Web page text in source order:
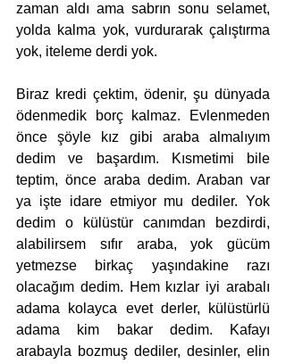
zaman aldı ama sabrın sonu selamet,
yolda kalma yok, vurdurarak çalıştırma
yok, iteleme derdi yok.
Biraz kredi çektim, ödenir, şu dünyada
ödenmedik borç kalmaz. Evlenmeden
önce şöyle kız gibi araba almalıyım
dedim ve başardım. Kısmetimi bile
teptim, önce araba dedim. Araban var
ya işte idare etmiyor mu dediler. Yok
dedim o külüstür canımdan bezdirdi,
alabilirsem sıfır araba, yok gücüm
yetmezse birkaç yaşındakine razı
olacağım dedim. Hem kızlar iyi arabalı
adama kolayca evet derler, külüstürlü
adama kim bakar dedim. Kafayı
arabayla bozmuş dediler, desinler, elin